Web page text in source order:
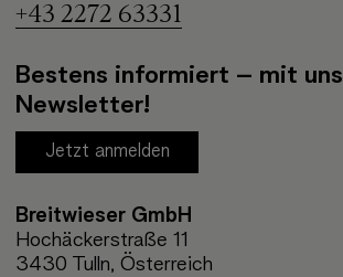
+43 2272 63331
Bestens informiert – mit
Newsletter!
Jetzt anmelden
Breitwieser GmbH
Hochäckerstraße 11
3430 Tulln, Österreich